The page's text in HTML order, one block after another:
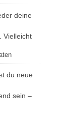
deine
Vielleicht
du neue
sein –